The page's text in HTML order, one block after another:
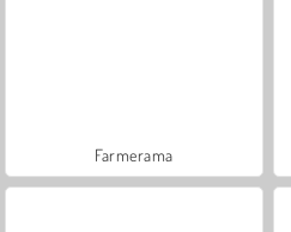
Farmerama